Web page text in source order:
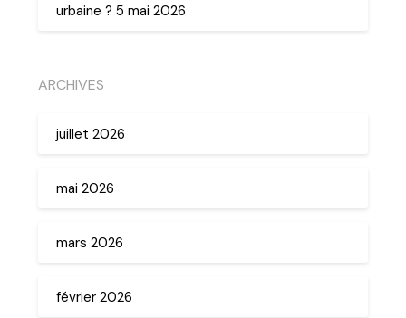
urbaine ? 5 mai 2026
ARCHIVES
juillet 2026
mai 2026
mars 2026
février 2026